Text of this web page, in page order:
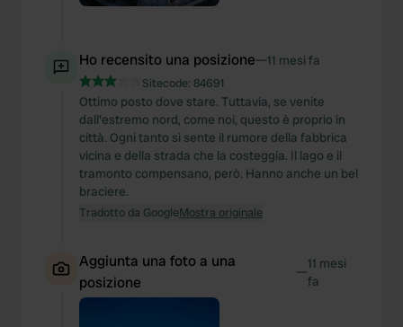
Ho recensito una posizione—11 mesi fa
Sitecode: 84691
Ottimo posto dove stare. Tuttavia, se venite
dall'estremo nord, come noi, questo è proprio in
città. Ogni tanto si sente il rumore della fabbrica
vicina e della strada che la costeggia. Il lago e il
tramonto compensano, però. Hanno anche un bel
braciere.
Tradotto da GoogleMostra originale
Aggiunta una foto a una
posizione
—11 mesi
fa